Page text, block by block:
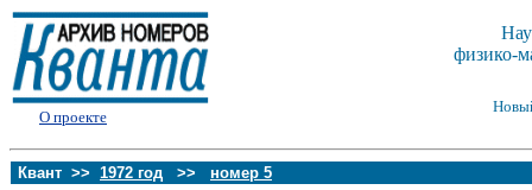
О проекте
физико-
Квант >> 1972 год >> номер 5